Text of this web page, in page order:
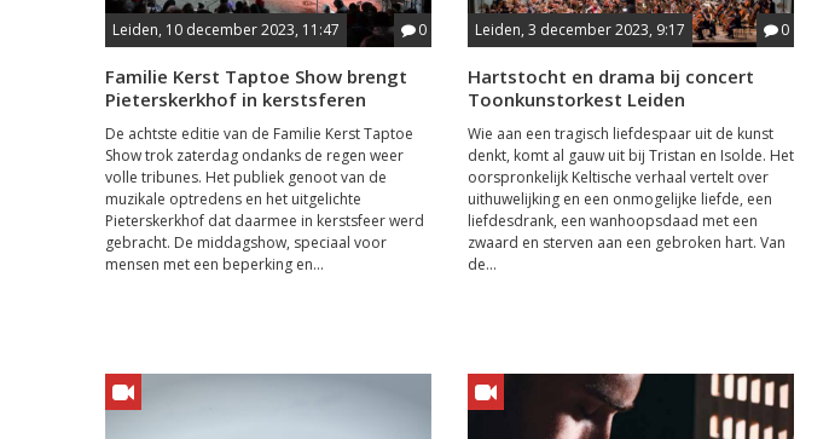
Leiden, 10 december 2023, 11:47 0
Familie Kerst Taptoe Show brengt
Pieterskerkhof in kerstsferen
De achtste editie van de Familie Kerst Taptoe
Show trok zaterdag ondanks de regen weer
volle tribunes. Het publiek genoot van de
muzikale optredens en het uitgelichte
Pieterskerkhof dat daarmee in kerstsfeer werd
gebracht. De middagshow, speciaal voor
mensen met een beperking en...
Leiden, 3 december 2023, 9:17 0
Hartstocht en drama bij concert
Toonkunstorkest Leiden
Wie aan een tragisch liefdespaar uit de kunst
denkt, komt al gauw uit bij Tristan en Isolde. Het
oorspronkelijk Keltische verhaal vertelt over
uithuwelijking en een onmogelijke liefde, een
liefdesdrank, een wanhoopsdaad met een
zwaard en sterven aan een gebroken hart. Van
de...